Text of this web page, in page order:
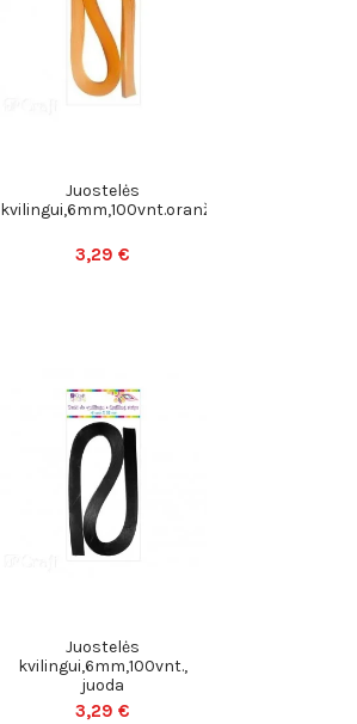
Juostelės
kvilingui,6mm,100vnt.oranžinė
3,29 €
Juostelės
kvilingui,6mm,100vnt.,
juoda
3,29 €